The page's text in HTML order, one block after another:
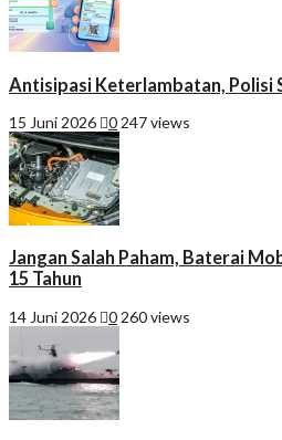
Antisipasi Keterlambatan, Polisi
15 Juni 2026 0 247 views
Jangan Salah Paham, Baterai
15 Tahun
14 Juni 2026 0 260 views